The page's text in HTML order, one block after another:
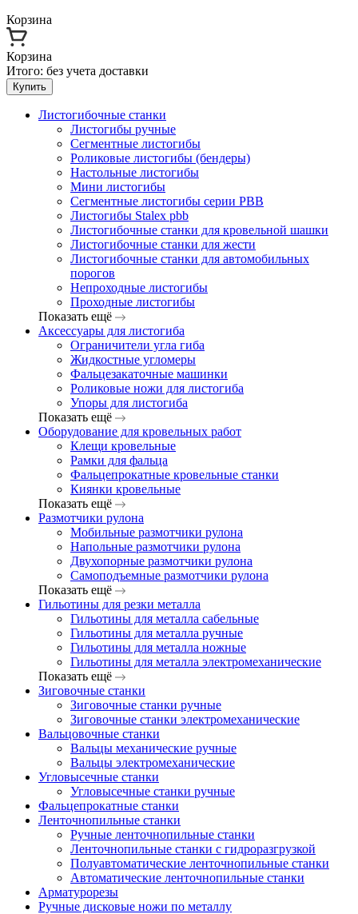
Корзина
Корзина
Итого: без учета доставки
Купить
Листогибочные станки
Листогибы ручные
Сегментные листогибы
Роликовые листогибы (бендеры)
Настольные листогибы
Мини листогибы
Сегментные листогибы серии PBB
Листогибы Stalex pbb
Листогибочные станки для кровельной шашки
Листогибочные станки для жести
Листогибочные станки для автомобильных
порогов
Непроходные листогибы
Проходные листогибы
Показать ещё
Аксессуары для листогиба
Ограничители угла гиба
Жидкостные угломеры
Фальцезакаточные машинки
Роликовые ножи для листогиба
Упоры для листогиба
Показать ещё
Оборудование для кровельных работ
Клещи кровельные
Рамки для фальца
Фальцепрокатные кровельные станки
Киянки кровельные
Показать ещё
Размотчики рулона
Мобильные размотчики рулона
Напольные размотчики рулона
Двухопорные размотчики рулона
Самоподъемные размотчики рулона
Показать ещё
Гильотины для резки металла
Гильотины для металла сабельные
Гильотины для металла ручные
Гильотины для металла ножные
Гильотины для металла электромеханические
Показать ещё
Зиговочные станки
Зиговочные станки ручные
Зиговочные станки электромеханические
Вальцовочные станки
Вальцы механические ручные
Вальцы электромеханические
Угловысечные станки
Угловысечные станки ручные
Фальцепрокатные станки
Ленточнопильные станки
Ручные ленточнопильные станки
Ленточнопильные станки с гидроразгрузкой
Полуавтоматические ленточнопильные станки
Автоматические ленточнопильные станки
Арматурорезы
Ручные дисковые ножи по металлу